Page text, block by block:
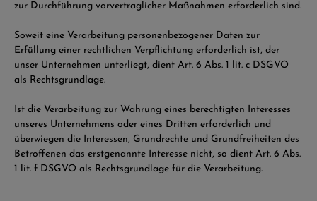
zur Durchführung vorvertraglicher Maßnahmen erforderlich sind.
Soweit eine Verarbeitung personenbezogener Daten zur
Erfüllung einer rechtlichen Verpflichtung erforderlich ist, der
unser Unternehmen unterliegt, dient Art. 6 Abs. 1 lit. c DSGVO
als Rechtsgrundlage.
Ist die Verarbeitung zur Wahrung eines berechtigten Interesses
unseres Unternehmens oder eines Dritten erforderlich und
überwiegen die Interessen, Grundrechte und Grundfreiheiten des
Betroffenen das erstgenannte Interesse nicht, so dient Art. 6 Abs.
1 lit. f DSGVO als Rechtsgrundlage für die Verarbeitung.